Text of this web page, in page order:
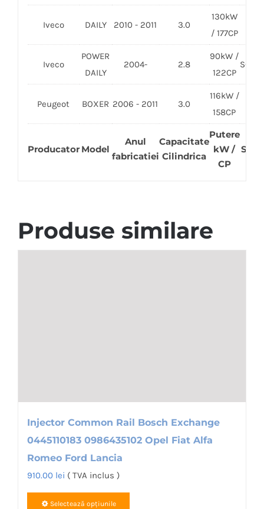
Producator Model
Anul
fabricatiei
Capacitate
Cilindrica
Putere
kW /
CP
Iveco DAILY 2010 - 2011 3.0
130kW
/ 177CP
Iveco
POWER
DAILY
2004- 2.8
90kW /
122CP
Peugeot BOXER 2006 - 2011 3.0
116kW /
158CP
Produse similare
Injector Common Rail Bosch Exchange
0445110183 0986435102 Opel Fiat Alfa
Romeo Ford Lancia
910.00 lei ( TVA inclus )
Selectează opțiunile